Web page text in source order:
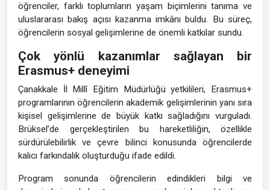
öğrenciler, farklı toplumların yaşam biçimlerini tanıma ve
uluslararası bakış açısı kazanma imkânı buldu. Bu süreç,
öğrencilerin sosyal gelişimlerine de önemli katkılar sundu.
Çok yönlü kazanımlar sağlayan bir
Erasmus+ deneyimi
Çanakkale İl Millî Eğitim Müdürlüğü yetkilileri, Erasmus+
programlarının öğrencilerin akademik gelişimlerinin yanı sıra
kişisel gelişimlerine de büyük katkı sağladığını vurguladı.
Brüksel’de gerçekleştirilen bu hareketliliğin, özellikle
sürdürülebilirlik ve çevre bilinci konusunda öğrencilerde
kalıcı farkındalık oluşturduğu ifade edildi.
Program sonunda öğrencilerin edindikleri bilgi ve